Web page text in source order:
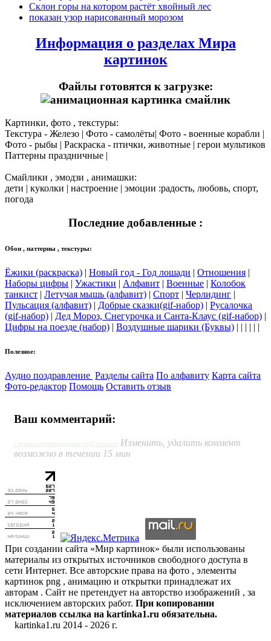
Склон горы на котором растёт хвойный лес
показан узор нарисованный морозом
Информация о разделах Мира
картинок
Файлы готовятся к загрузке:
Картинки, фото , текстуры:
Текстура - Железо | Фото - самолёты| Фото - военные корабли |
Фото - рыбы | Раскраска - птички, животные | герои мультиков
Паттерны праздничные |
Смайлики , эмодзи , анимашки:
дети | куколки | настроение | эмоции :радость, любовь, спорт,
погода
Последние добавленные :
Обои , паттерны , текстуры:
Ёжики (раскраска) | Новый год - Год лошади | Отношения |
Наборы цифры | Ужастики | Алфавит | Военные | Колобок
танкист | Летучая мышь (алфавит) | Спорт | Черлидинг |
Пульсация (алфавит) | Добрые сказки(gif-набор) | Русалочка
(gif-набор) | Дед Мороз, Снегурочка и Санта-Клаус (gif-набор) |
Цифры на поезде (набор) | Воздушные шарики (Буквы) | | | | | |
Полезное:
Аудио поздравление Разделы сайта По алфавиту Карта сайта
Фото-редактор Помощь Оставить отзыв
Ваш комментарий:
Система комментирования SigComments Изменить, удалить коммент
возможно в течении 15 мин
При создании сайта «Мир картинок» были использованы
материалы из открытых источников свободного доступа в
сети Интернет. Все авторские права на фото , элементы
картинок png , анимацию и открытки принадлежат их
авторам . Сайт не претендует на авторство изображений , за
исключением авторских работ. При копировании
материалов ссылка на kartinka1.ru обязательна.
kartinka1.ru 2014 - 2026 г.